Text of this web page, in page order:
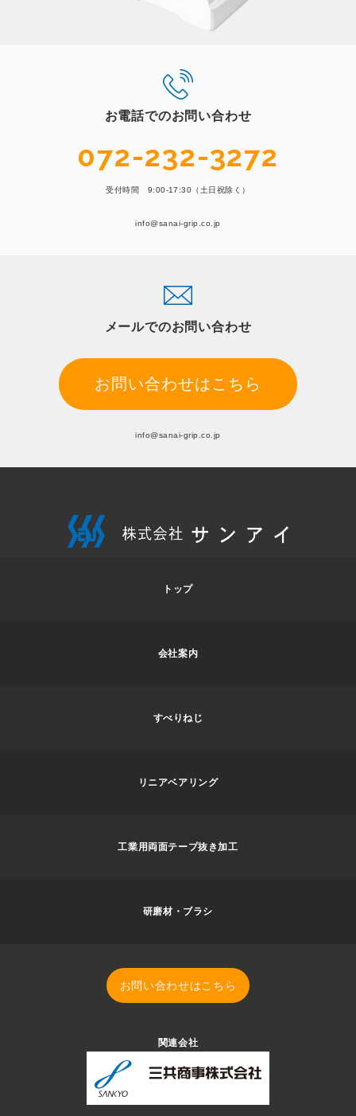
お電話でのお問い合わせ
072-232-3272
受付時間 9:00-17:30（土日祝除く）
info@sanai-grip.co.jp
メールでのお問い合わせ
お問い合わせはこちら
info@sanai-grip.co.jp
トップ
会社案内
すべりねじ
リニアベアリング
工業用両面テープ抜き加工
研磨材・ブラシ
お問い合わせはこちら
関連会社